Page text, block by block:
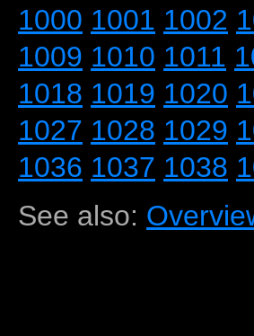
1000 1001 1002
1009 1010 1011
1018 1019 1020
1027 1028 1029
1036 1037 1038
See also: